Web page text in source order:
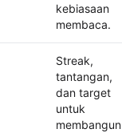
kebiasaan
membaca.
Streak,
tantangan,
dan target
untuk
membangun